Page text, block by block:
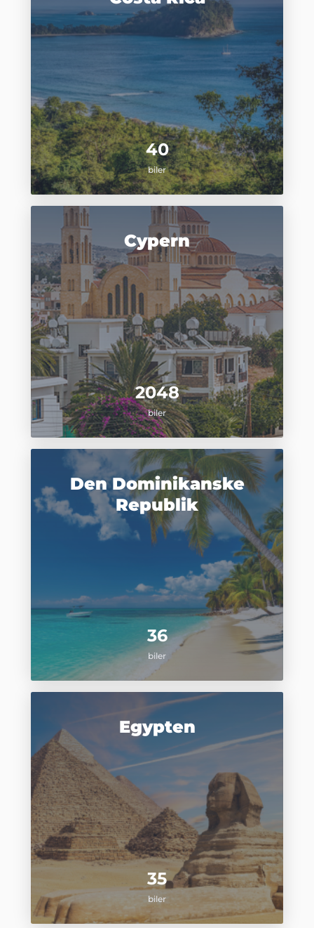
40
biler
2048
biler
Cypern
36
biler
Den Dominikanske
Republik
35
biler
Egypten